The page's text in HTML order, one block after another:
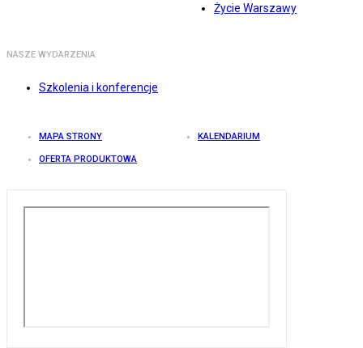
Życie Warszawy
NASZE WYDARZENIA
Szkolenia i konferencje
MAPA STRONY KALENDARIUM
OFERTA PRODUKTOWA